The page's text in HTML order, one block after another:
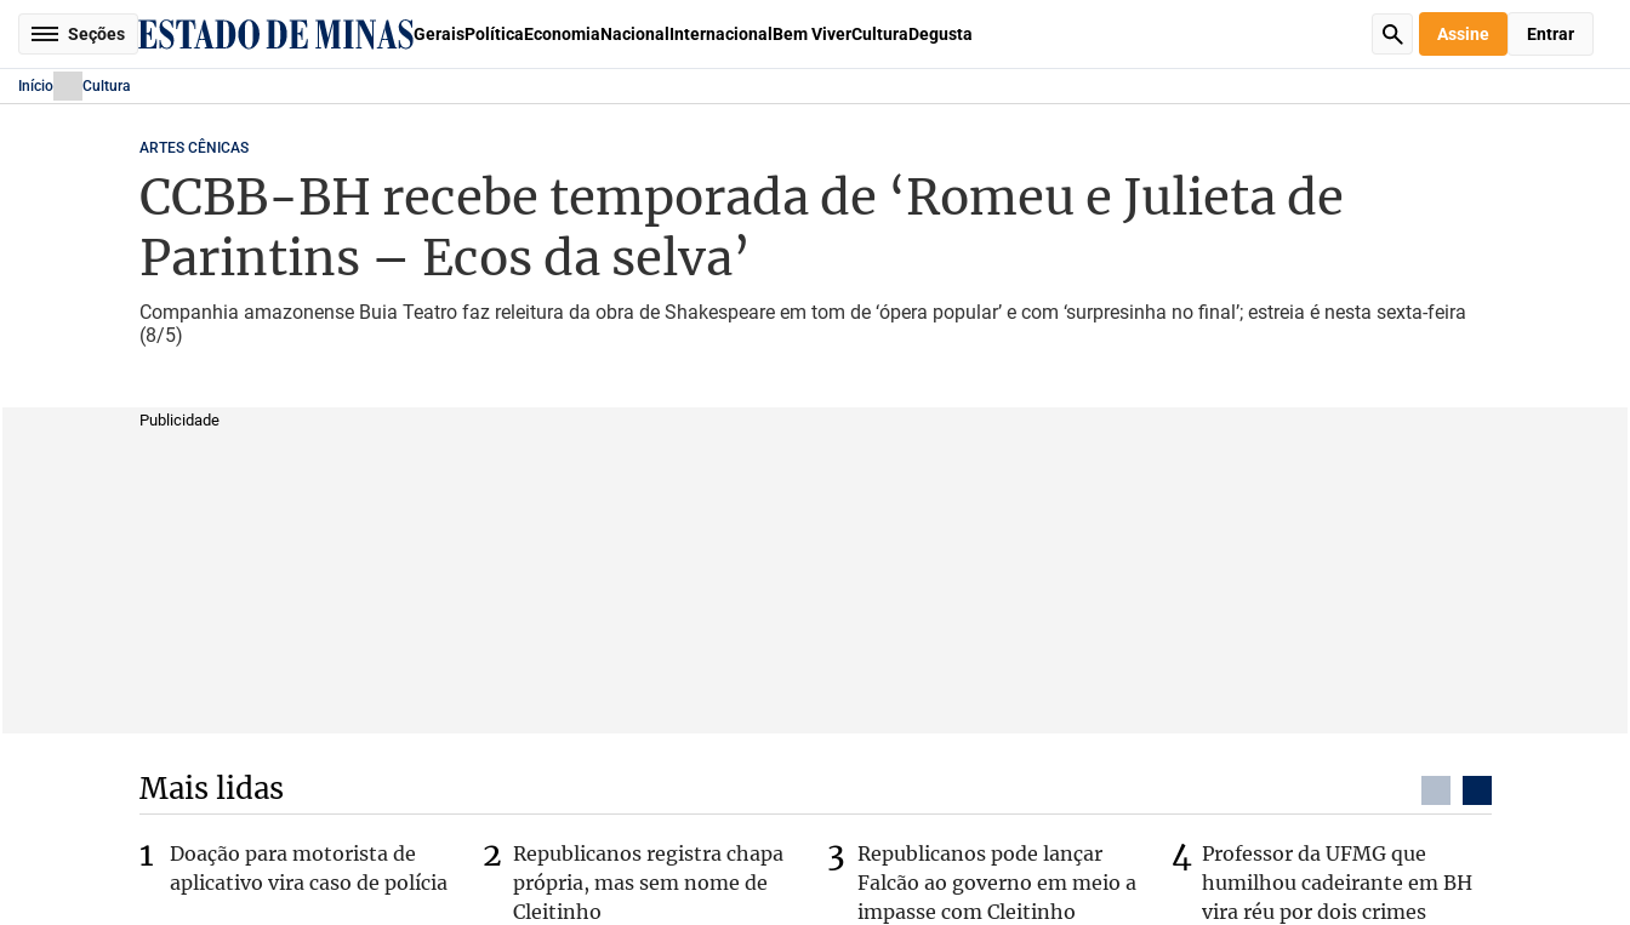
Seções GeraisPolíticaEconomiaNacional Internacional Bem ViverCulturaDegusta Assine Entrar
Início Cultura
ARTES CÊNICAS
CCBB-BH recebe temporada de ‘Romeu e Julieta de
Parintins – Ecos da selva’
Companhia amazonense Buia Teatro faz releitura da obra de Shakespeare em tom de ‘ópera popular’ e com ‘surpresinha no final’; estreia é nesta sexta-feira
(8/5)
Publicidade
Mais lidas
Doação para motorista de
aplicativo vira caso de polícia
Republicanos registra chapa
própria, mas sem nome de
Cleitinho
Republicanos pode lançar
Falcão ao governo em meio a
impasse com Cleitinho
Professor da UFMG que
humilhou cadeirante em BH
vira réu por dois crimes